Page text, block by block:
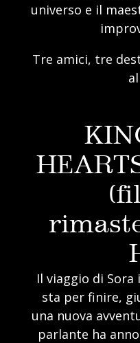
universo e il
Tre amici, tre
Il viaggio di Sora
sta per finire,
una nuova
parlante ha